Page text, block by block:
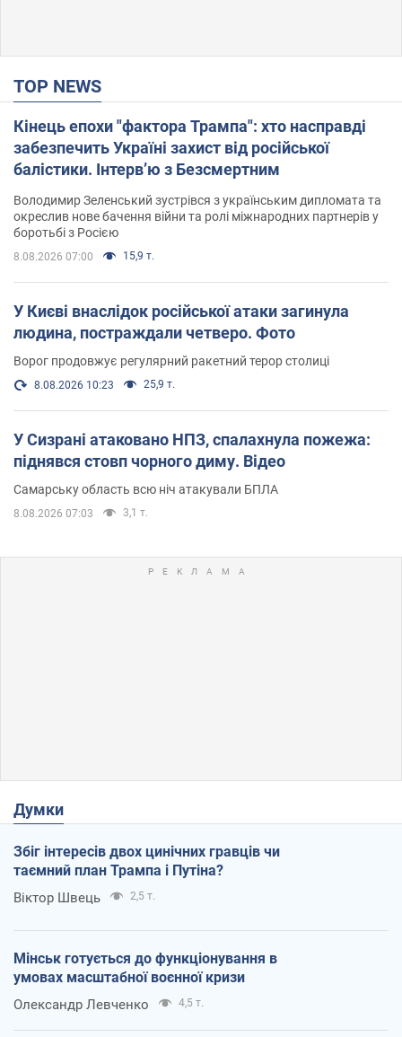
TOP NEWS
Кінець епохи "фактора Трампа": хто насправді
забезпечить Україні захист від російської
балістики. Інтерв’ю з Безсмертним
Володимир Зеленський зустрівся з українським дипломата та
окреслив нове бачення війни та ролі міжнародних партнерів у
боротьбі з Росією
8.08.2026 07:00 15,9 т.
У Києві внаслідок російської атаки загинула
людина, постраждали четверо. Фото
Ворог продовжує регулярний ракетний терор столиці
8.08.2026 10:23 25,9 т.
У Сизрані атаковано НПЗ, спалахнула пожежа:
піднявся стовп чорного диму. Відео
Самарську область всю ніч атакували БПЛА
8.08.2026 07:03 3,1 т.
Думки
Збіг інтересів двох цинічних гравців чи
таємний план Трампа і Путіна?
Віктор Швець 2,5 т.
Мінськ готується до функціонування в
умовах масштабної воєнної кризи
Олександр Левченко 4,5 т.